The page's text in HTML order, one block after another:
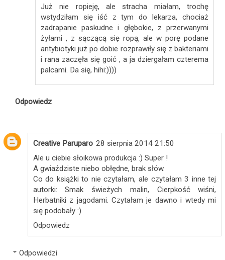
Już nie ropieję, ale stracha miałam, trochę
wstydziłam się iść z tym do lekarza, chociaż
zadrapanie paskudne i głębokie, z przerwanymi
żyłami , z sączącą się ropą, ale w porę podane
antybiotyki już po dobie rozprawiły się z bakteriami
i rana zaczęła się goić , a ja dziergałam czterema
palcami. Da się, hihi:))))
Odpowiedz
Creative Paruparo 28 sierpnia 2014 21:50
Ale u ciebie słoikowa produkcja :) Super !
A gwiaździste niebo obłędne, brak słów.
Co do książki to nie czytałam, ale czytałam 3 inne tej
autorki: Smak świeżych malin, Cierpkość wiśni,
Herbatniki z jagodami. Czytałam je dawno i wtedy mi
się podobały :)
Odpowiedz
Odpowiedzi